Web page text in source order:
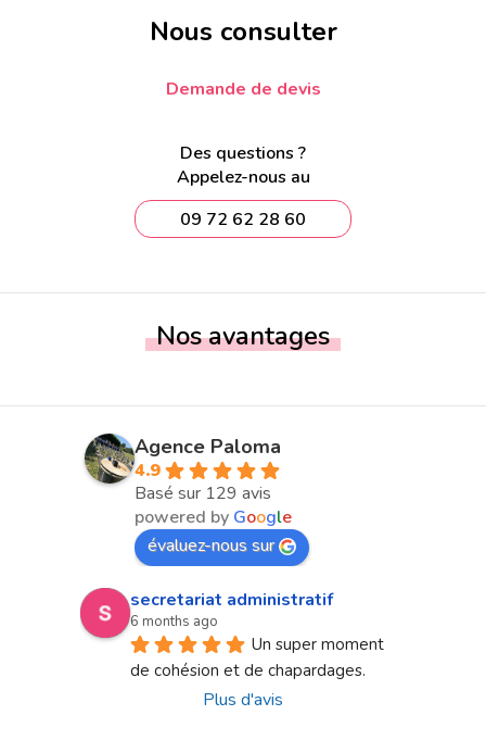
Nous consulter
Demande de devis
Des questions ?
Appelez-nous au
09 72 62 28 60
Nos avantages
Agence Paloma
4.9
Basé sur 129 avis
powered by Google
évaluez-nous sur
secretariat administratif
6 months ago
Un super moment
de cohésion et de chapardages.
Plus d'avis